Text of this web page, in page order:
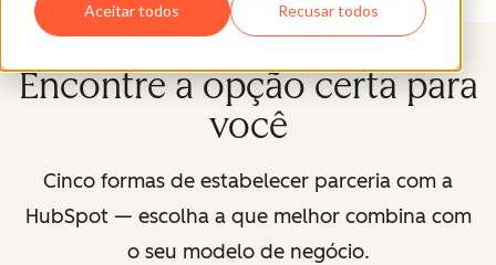
Aceitar todos Recusar todos
Encontre a opção certa para
você
Cinco formas de estabelecer parceria com a
HubSpot — escolha a que melhor combina com
o seu modelo de negócio.